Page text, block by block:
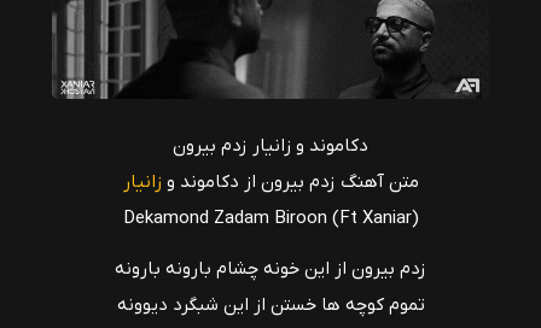
دکاموند و زانیار زدم بیرون
متن آهنگ زدم بیرون از دکاموند و زانیار
Dekamond Zadam Biroon (Ft Xaniar)
زدم ﺑﻴﺮون از اﻳﻦ ﺧﻮﻧﻪ ﭼﺸﺎم ﺑﺎروﻧﻪ ﺑﺎروﻧﻪ
ﺗﻤﻮم ﻛﻮﭼﻪ ﻫﺎ ﺧﺴﺘﻦ از اﻳﻦ ﺷﺒﮕﺮد دﻳﻮوﻧﻪ